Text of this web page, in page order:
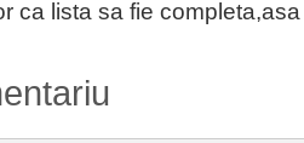
ca lista sa fie